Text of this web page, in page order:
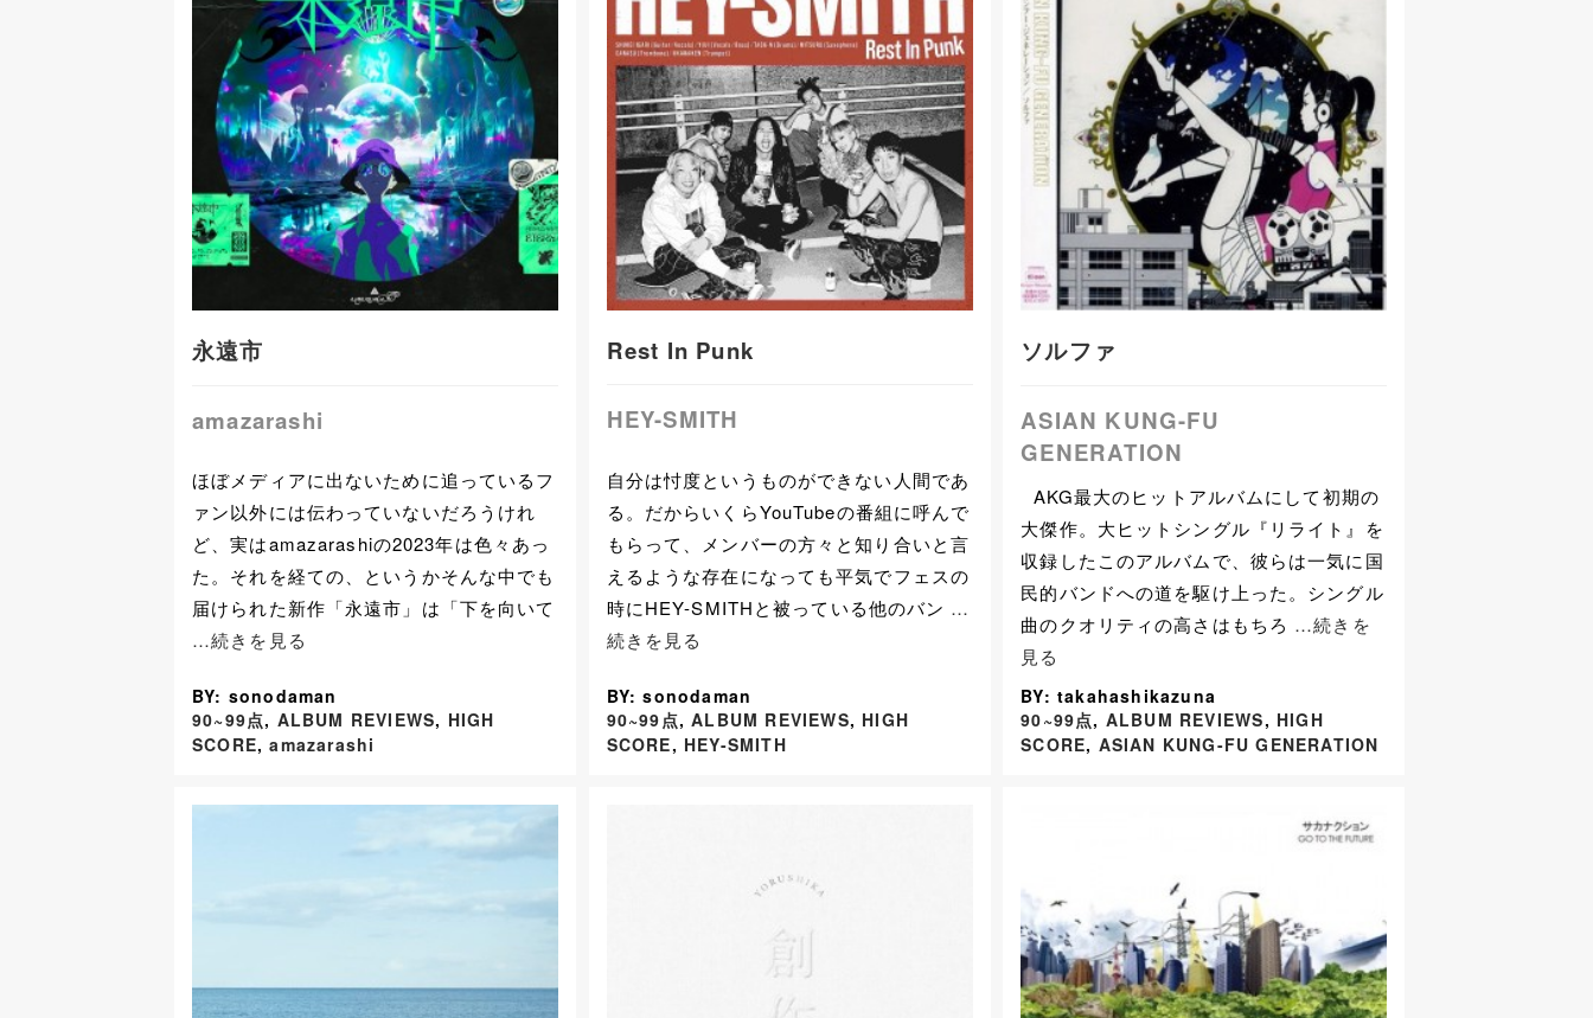
永遠市
amazarashi
ほぼメディアに出ないために追っているフ
ァン以外には伝わっていないだろうけれ
ど、実はamazarashiの2023年は色々あっ
た。それを経ての、というかそんな中でも
届けられた新作「永遠市」は「下を向いて
…続きを見る
BY: sonodaman
90~99点, ALBUM REVIEWS, HIGH
SCORE,amazarashi
Rest In Punk
HEY-SMITH
自分は忖度というものができない人間であ
る。だからいくらYouTubeの番組に呼んで
もらって、メンバーの方々と知り合いと言
えるような存在になっても平気でフェスの
時にHEY-SMITHと被っている他のバン …
続きを見る
BY: sonodaman
90~99点,ALBUM REVIEWS, HIGH
SCORE, HEY-SMITH
ソルファ
ASIAN KUNG-FU
GENERATION
AKG最大のヒットアルバムにして初期の
大傑作。大ヒットシングル『リライト』を
収録したこのアルバムで、彼らは一気に国
民的バンドへの道を駆け上った。シングル
曲のクオリティの高さはもちろ …続きを
見る
BY: takahashikazuna
90~99点, ALBUM REVIEWS, HIGH
SCORE, ASIAN KUNG-FU GENERATION